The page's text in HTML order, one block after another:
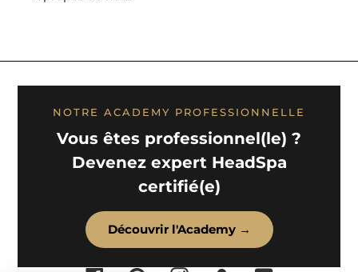
NOTRE ACADEMY PROFESSIONNELLE
Vous êtes professionnel(le) ?
Devenez expert HeadSpa
certifié(e)
Découvrir l'Academy →